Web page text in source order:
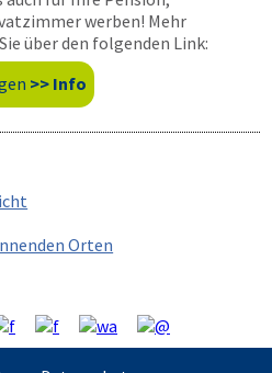
werben! Mehr
über den folgenden Link:
>> Info
Orten